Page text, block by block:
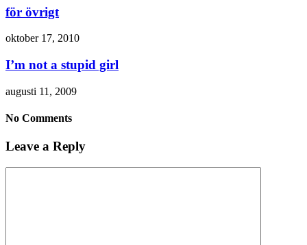
för övrigt
oktober 17, 2010
I’m not a stupid girl
augusti 11, 2009
No Comments
Leave a Reply